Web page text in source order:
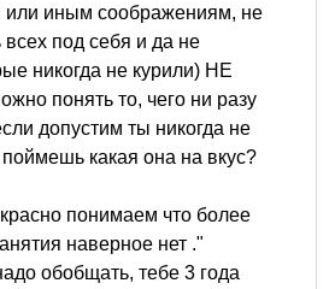
или иным соображениям, не
всех под себя и да не
никогда не курили) НЕ
понять то, чего ни разу
допустим ты никогда не
поймешь какая она на вкус?
понимаем что более
наверное нет ."
обобщать, тебе 3 года